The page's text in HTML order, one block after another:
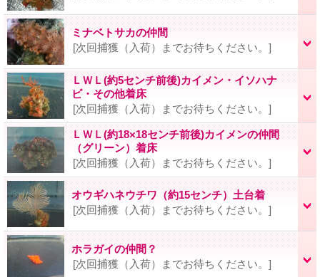
ミナベトサカの仲間
[次回捕獲（入荷）までお待ちください。]
ＬＷＬ(約5センチ前後)カイメン・イソハナ
ビ・その他着床
[次回捕獲（入荷）までお待ちください。]
ＬＷＬ(約18×18センチ前後)カイメンの仲間
（グリーン）着床
[次回捕獲（入荷）までお待ちください。]
オウギハネウチワ（約15センチ）土台着
[次回捕獲（入荷）までお待ちください。]
ホラガイの仲間？
[次回捕獲（入荷）までお待ちください。]